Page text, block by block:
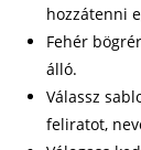
hozzátenni
Fehér
álló.
Válassz
feliratot,